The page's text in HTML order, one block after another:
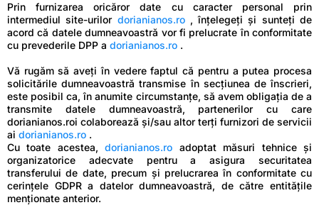
Prin furnizarea oricăror date cu caracter personal prin
intermediul site-urilor dorianianos.ro, înțelegeți și sunteți de
acord că datele dumneavoastră vor fi prelucrate în conformitate
cu prevederile DPP a dorianianos.ro .
Vă rugăm să aveți în vedere faptul că pentru a putea procesa
solicitările dumneavoastră transmise în secțiunea de înscrieri,
este posibil ca, în anumite circumstanțe, să avem obligația de a
transmite datele dumneavoastră, partenerilor cu care
dorianianos.roi colaborează și/sau altor terți furnizori de servicii
ai dorianianos.ro .
Cu toate acestea,dorianianos.ro adoptat măsuri tehnice și
organizatorice adecvate pentru a asigura securitatea
transferului de date, precum și prelucrarea în conformitate cu
cerințele GDPR a datelor dumneavoastră, de către entitățile
menționate anterior.